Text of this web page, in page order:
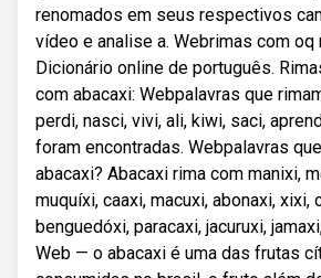
renomados em seus respectivos
vídeo e analise a. Webrimas com oq
Dicionário online de português.
com abacaxi: Webpalavras que
perdi, nasci, vivi, ali, kiwi, saci,
foram encontradas. Webpalavras
abacaxi? Abacaxi rima com manixi,
muquíxi, caaxi, macuxi, abonaxi, xixi,
benguedóxi, paracaxi, jacuruxi,
Web — o abacaxi é uma das frutas